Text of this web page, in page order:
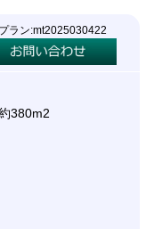
プラン:mt2025030422
380m2